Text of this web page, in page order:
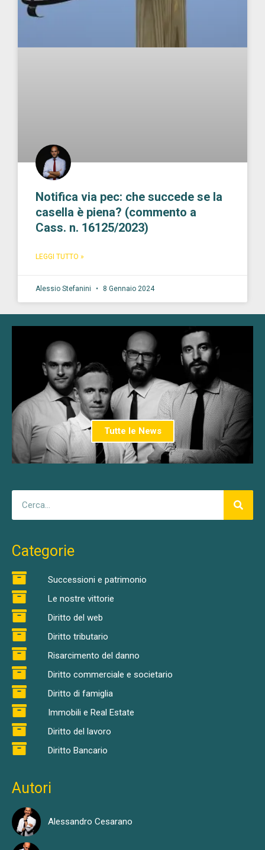
Notifica via pec: che succede se la
casella è piena? (commento a
Cass. n. 16125/2023)
LEGGI TUTTO »
Alessio Stefanini 8 Gennaio 2024
Tutte le News
Categorie
Successioni e patrimonio
Le nostre vittorie
Diritto del web
Diritto tributario
Risarcimento del danno
Diritto commerciale e societario
Diritto di famiglia
Immobili e Real Estate
Diritto del lavoro
Diritto Bancario
Autori
Alessandro Cesarano